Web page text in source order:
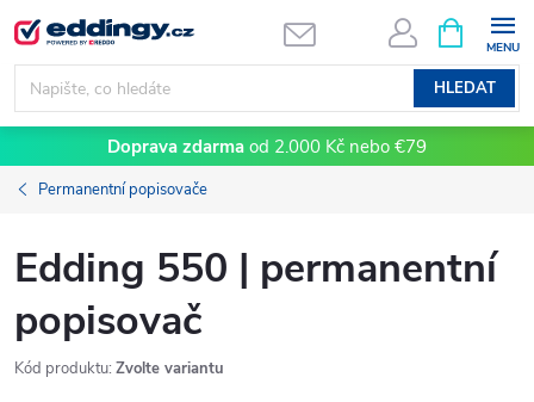
Přejít
na
obsah
HLEDAT
NÁKUPNÍ
KOŠÍK
Doprava zdarma od 2.000 Kč nebo €79
Permanentní popisovače
Edding 550 | permanentní
popisovač
Kód produktu: Zvolte variantu